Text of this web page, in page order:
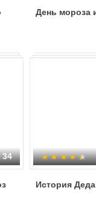
День мороза
34
История